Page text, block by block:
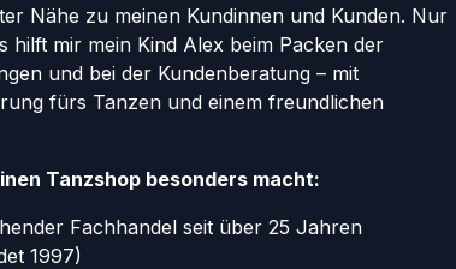
Nähe zu meinen Kundinnen und Kunden. Nur
hilft mir mein Kind Alex beim Packen der
und bei der Kundenberatung – mit
fürs Tanzen und einem freundlichen
Tanzshop besonders macht:
Fachhandel seit über 25 Jahren
1997)